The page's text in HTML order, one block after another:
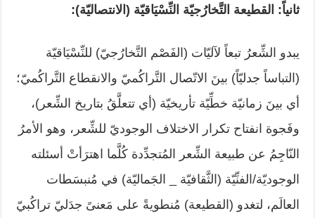
ثانياً: القطيعة التَّخارُجيّة النِّسْيَاقيّة (الانتصاليّة):
يبدو الشِّعرُ تبعاً لآليّات (الفَصْم التَّخارُجيّ) للنِّسْيَاقيّة
(التباساً جدليّاً) بينَ الاتّصال التَّراكُميّ والانقطاع التَّراكُميّ؛
أي بينَ زمانيّة خطِّيّة تأريخيّة (أي تتعلَّقُ بتاريخ الشِّعر)،
وفَجوة انفتاح تكرار الاختلاف الوجوديّ للشِّعر، وهو الأمرُ
النّاجِمُ عن طبيعة الشِّعر المُتجدِّدة كُلَّما اهترَأتْ أسئلته
الوجوديّة/الفنِّيّة (الثَّقافيّة _ الجَماليّة) في مُنبسَطات
العالَم، لتغدو (القطيعة) مُنطويةً على مَعنىً جدَليّ تراكُبيّ